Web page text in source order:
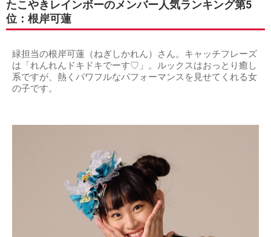
たこやきレインボーのメンバー人気ランキング第5
位：根岸可蓮
緑担当の根岸可蓮（ねぎしかれん）さん。キャッチフレーズ
は「れんれんドキドキでーす♡」。ルックスはおっとり癒し
系ですが、熱くパワフルなパフォーマンスを見せてくれる女
の子です。